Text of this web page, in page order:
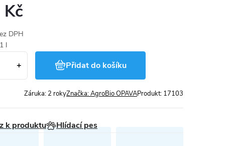
DPH
l
Přidat do košíku
Značka:AgroBio OPAVA
Záruka: 2 roky Produkt: 17103
k produktu Hlídací pes